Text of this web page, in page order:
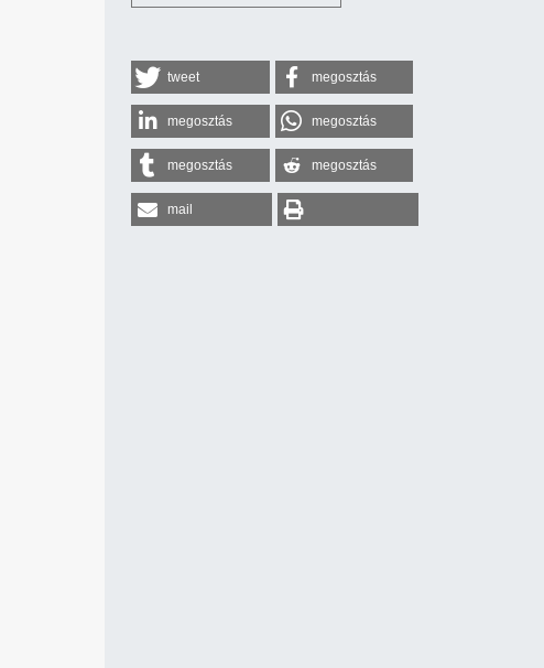
tweet megosztás
megosztás megosztás
megosztás megosztás
mail